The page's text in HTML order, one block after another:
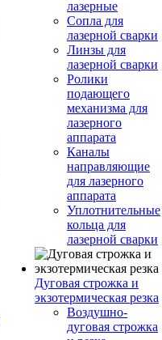
лазерные
Сопла для
лазерной сварки
Линзы для
лазерной сварки
Ролики
подающего
механизма для
лазерного
аппарата
Каналы
направляющие
для лазерного
аппарата
Уплотнительные
кольца для
лазерной сварки
Дуговая строжка и
экзотермическая резка
Воздушно-
дуговая строжка